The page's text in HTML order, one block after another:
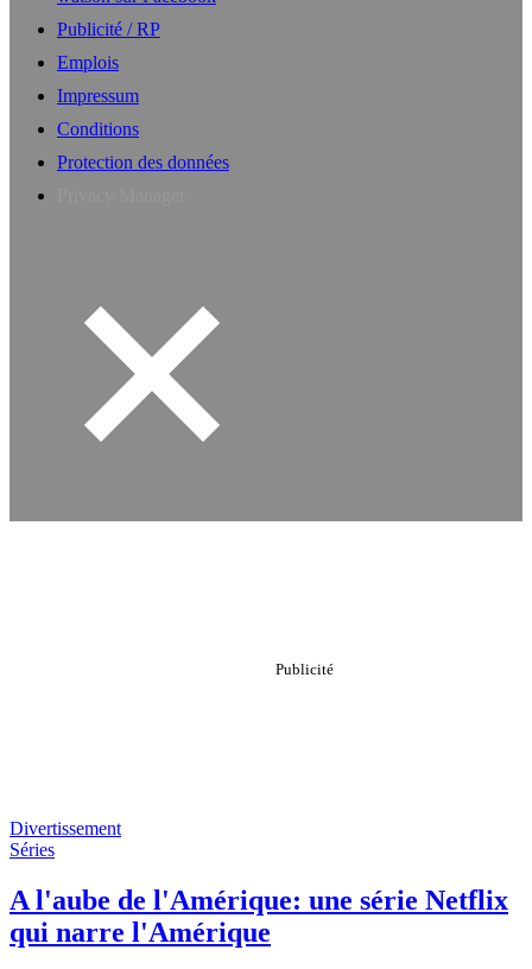
Publicité / RP
Emplois
Impressum
Conditions
Protection des données
Divertissement
Séries
A l'aube de l'Amérique: une série Netflix
qui narre l'Amérique